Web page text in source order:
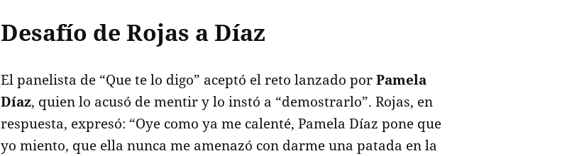
Desafío de Rojas a Díaz
El panelista de “Que te lo digo” aceptó el reto lanzado porPamela
Díaz, quien lo acusó de mentir y lo instó a “demostrarlo”. Rojas, en
respuesta, expresó: “Oye como ya me calenté, Pamela Díaz pone que
yo miento, que ella nunca me amenazó con darme una patada en la